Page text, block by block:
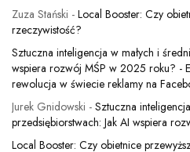
Zuza Stański - Local Booster: Czy
rzeczywistość?
Sztuczna inteligencja w małych i
wspiera rozwój MŚP w 2025 roku? -
rewolucja w świecie reklamy na
Jurek Gnidowski - Sztuczna
przedsiębiorstwach: Jak AI wspiera
Local Booster: Czy obietnice